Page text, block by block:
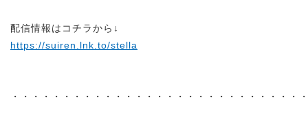
配信情報はコチラから↓
https://suiren.lnk.to/stella
・・・・・・・・・・・・・・・・・・・・・・・・・・・・